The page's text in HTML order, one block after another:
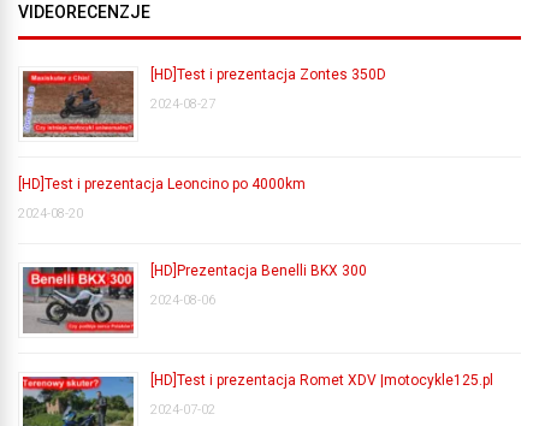
VIDEORECENZJE
[HD]Test i prezentacja Zontes 350D
2024-08-27
[HD]Test i prezentacja Leoncino po 4000km
2024-08-20
[HD]Prezentacja Benelli BKX 300
2024-08-06
[HD]Test i prezentacja Romet XDV |motocykle125.pl
2024-07-02